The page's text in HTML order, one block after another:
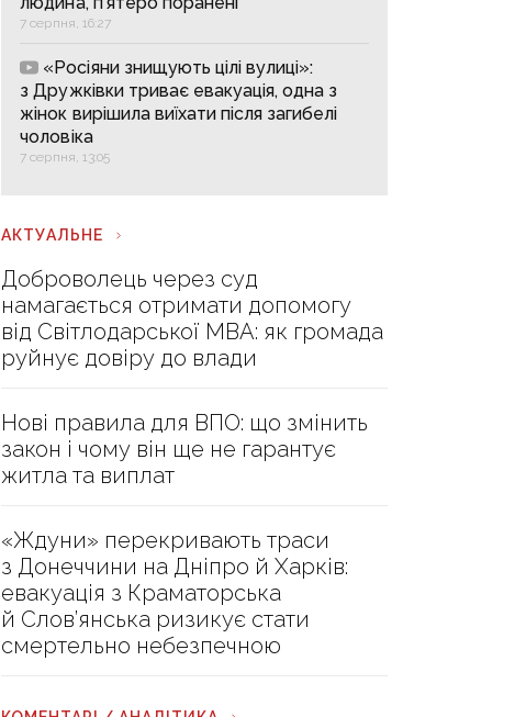
7 серпня, 16:27
«Росіяни знищують цілі вулиці»:
з Дружківки триває евакуація, одна з
жінок вирішила виїхати після загибелі
чоловіка
7 серпня, 13:05
АКТУАЛЬНЕ
Доброволець через суд
намагається отримати допомогу
від Світлодарської МВА: як громада
руйнує довіру до влади
Нові правила для ВПО: що змінить
закон і чому він ще не гарантує
житла та виплат
«Ждуни» перекривають траси
з Донеччини на Дніпро й Харків:
евакуація з Краматорська
й Слов’янська ризикує стати
смертельно небезпечною